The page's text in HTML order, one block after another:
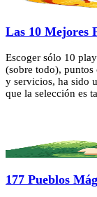
Las 10 Mejores
Escoger sólo 10
(sobre todo), puntos
y servicios, ha sido
que la selección es
177 Pueblos